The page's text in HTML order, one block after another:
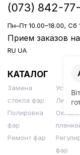
(073) 842-
Пн–Пт 10.00–18.00, Сб
Прием заказов
RU UA
КАТАЛОГ
Замена
стекла фар
Линз
Полировка
фар
Ремонт фар
фар